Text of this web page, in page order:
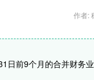
作者:
日前9个月的合并财务